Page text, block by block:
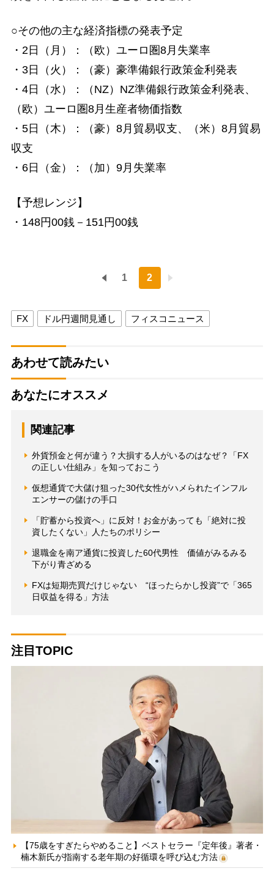
○その他の主な経済指標の発表予定
・2日（月）：（欧）ユーロ圏8月失業率
・3日（火）：（豪）豪準備銀行政策金利発表
・4日（水）：（NZ）NZ準備銀行政策金利発表、
（欧）ユーロ圏8月生産者物価指数
・5日（木）：（豪）8月貿易収支、（米）8月貿易
収支
・6日（金）：（加）9月失業率
【予想レンジ】
・148円00銭－151円00銭
1 2
FX ドル円週間見通し フィスコニュース
あわせて読みたい
あなたにオススメ
関連記事
外貨預金と何が違う？大損する人がいるのはなぜ？「FX
の正しい仕組み」を知っておこう
仮想通貨で大儲け狙った30代女性がハメられたインフル
エンサーの儲けの手口
「貯蓄から投資へ」に反対！お金があっても「絶対に投
資したくない」人たちのポリシー
退職金を南ア通貨に投資した60代男性 価値がみるみる
下がり青ざめる
FXは短期売買だけじゃない “ほったらかし投資”で「365
日収益を得る」方法
注目TOPIC
【75歳をすぎたらやめること】ベストセラー『定年後』著者・
楠木新氏が指南する老年期の好循環を呼び込む方法